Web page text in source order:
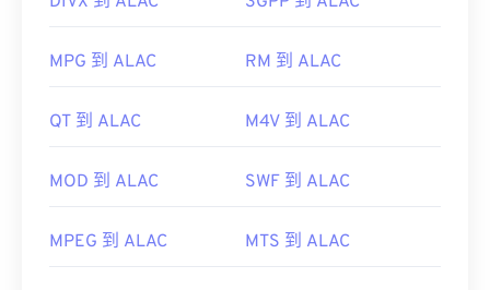
MPG 到 ALAC RM 到 ALAC
QT 到 ALAC M4V 到 ALAC
MOD 到 ALAC SWF 到 ALAC
MPEG 到 ALAC MTS 到 ALAC